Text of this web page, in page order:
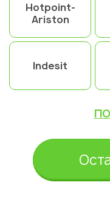
Hotpoint-
Ariston
Indesit